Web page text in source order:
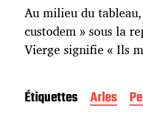
Au milieu du
custodem » sous la
Vierge signifie « Ils
Étiquettes Arles